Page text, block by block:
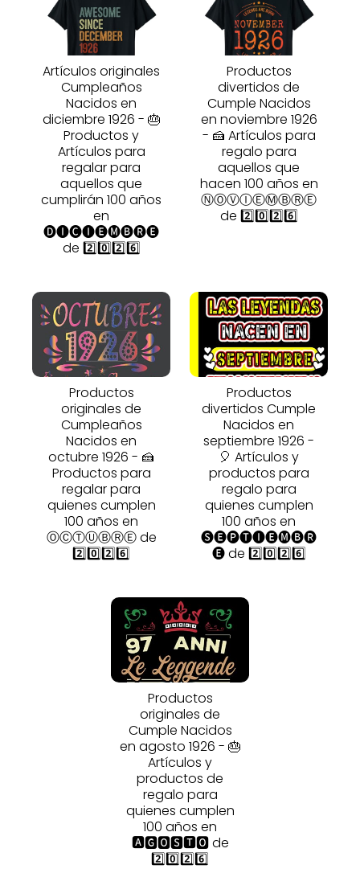
Artículos originales
Cumpleaños
Nacidos en
diciembre 1926 - 🎂
Productos y
Artículos para
regalar para
aquellos que
cumplirán 100 años
en
🅓🅘🅒🅘🅔🅜🅑🅡🅔
de 2️⃣0️⃣2️⃣6️⃣
Productos
divertidos de
Cumple Nacidos
en noviembre 1926
- 🍰 Artículos para
regalo para
aquellos que
hacen 100 años en
ⓃⓄⓋⒾⒺⓂⒷⓇⒺ
de 2️⃣0️⃣2️⃣6️⃣
Productos
originales de
Cumpleaños
Nacidos en
octubre 1926 - 🍰
Productos para
regalar para
quienes cumplen
100 años en
ⓄⒸⓉⓊⒷⓇⒺ de
2️⃣0️⃣2️⃣6️⃣
Productos
divertidos Cumple
Nacidos en
septiembre 1926 -
🎈 Artículos y
productos para
regalo para
quienes cumplen
100 años en
🅢🅔🅟🅣🅘🅔🅜🅑🅡
🅔 de 2️⃣0️⃣2️⃣6️⃣
Productos
originales de
Cumple Nacidos
en agosto 1926 - 🎂
Artículos y
productos de
regalo para
quienes cumplen
100 años en
🅰🅶🅾🆂🆃🅾 de
2️⃣0️⃣2️⃣6️⃣